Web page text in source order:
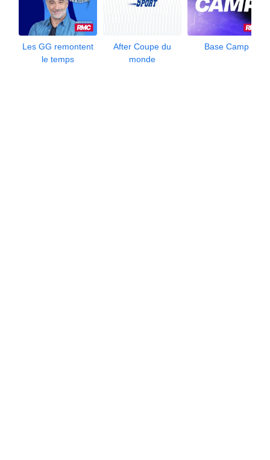
Les GG remontent
le temps
After Coupe du
monde
Base Camp